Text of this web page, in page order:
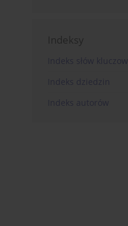
Indeksy
Indeks słów
Indeks dziedzin
Indeks autorów